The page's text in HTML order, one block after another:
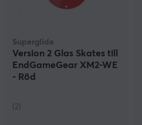
Superglide
Version 2 Glas Skates till
EndGameGear XM2-WE
- Röd
(2)